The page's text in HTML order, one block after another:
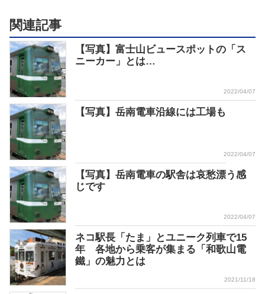
関連記事
【写真】富士山ビュースポットの「ス
ニーカー」とは…
2022/04/07
【写真】岳南電車沿線には工場も
2022/04/07
【写真】岳南電車の駅舎は哀愁漂う感
じです
2022/04/07
ネコ駅長「たま」とユニーク列車で15
年 各地から乗客が集まる「和歌山電
鐵」の魅力とは
2021/11/18